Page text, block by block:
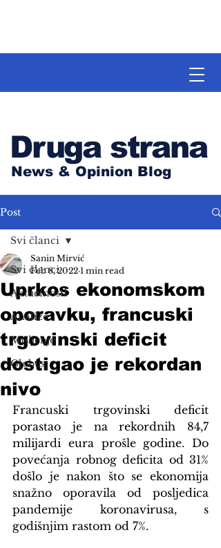
Druga strana
News & Opinion Blog
Post
Svi članci
Aktuelnosti
Analize
Mišljenje
Globus
Svi članci
Uprkos ekonomskom
oporavku, francuski
trgovinski deficit
dostigao je rekordan
nivo
Sanin Mirvić
Feb 8, 2022 1 min read
Francuski trgovinski deficit
porastao je na rekordnih 84,7
milijardi eura prošle godine. Do
povećanja robnog deficita od 31%
došlo je nakon što se ekonomija
snažno oporavila od posljedica
pandemije koronavirusa, s
godišnjim rastom od 7%.